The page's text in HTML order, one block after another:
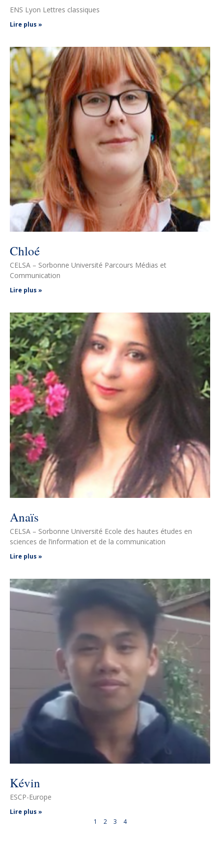
ENS Lyon Lettres classiques
Lire plus »
Chloé
CELSA – Sorbonne Université Parcours Médias et
Communication
Lire plus »
Anaïs
CELSA – Sorbonne Université Ecole des hautes études en
sciences de l’information et de la communication
Lire plus »
Kévin
ESCP-Europe
Lire plus »
1
2 3 4